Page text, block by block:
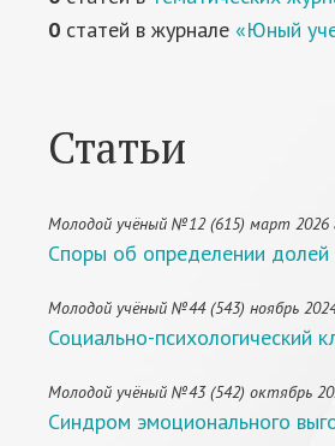
0 статей в журнале «Юный
Статьи
Молодой учёный №12 (615) март 2026
Споры об определении долей
Молодой учёный №44 (543) ноябрь
Социально-психологический
Молодой учёный №43 (542) октябрь
Синдром эмоционального